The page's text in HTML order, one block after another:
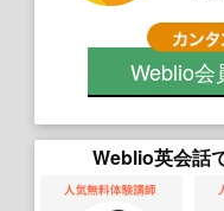
Weblio会
Weblio英会話